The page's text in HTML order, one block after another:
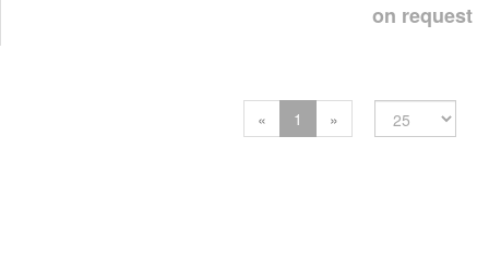
on request
« Previous
1 »